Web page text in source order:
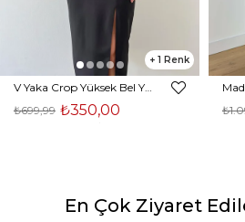
1
₺350,00
₺699,99
En Çok Ziyaret